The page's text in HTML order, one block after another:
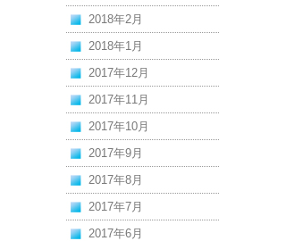
2018年2月
2018年1月
2017年12月
2017年11月
2017年10月
2017年9月
2017年8月
2017年7月
2017年6月